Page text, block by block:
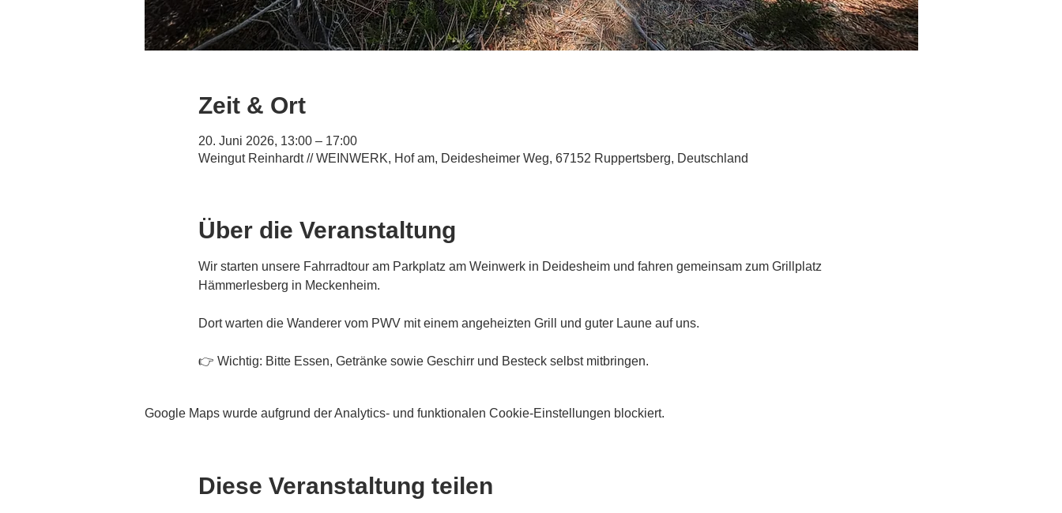
Zeit & Ort
20. Juni 2026, 13:00 – 17:00
Weingut Reinhardt // WEINWERK, Hof am, Deidesheimer Weg, 67152 Ruppertsberg, Deutschland
Über die Veranstaltung
Wir starten unsere Fahrradtour am Parkplatz am Weinwerk in Deidesheim und fahren gemeinsam zum Grillplatz
Hämmerlesberg in Meckenheim.
Dort warten die Wanderer vom PWV mit einem angeheizten Grill und guter Laune auf uns.
👉 Wichtig: Bitte Essen, Getränke sowie Geschirr und Besteck selbst mitbringen.
Google Maps wurde aufgrund der Analytics- und funktionalen Cookie-Einstellungen blockiert.
Diese Veranstaltung teilen